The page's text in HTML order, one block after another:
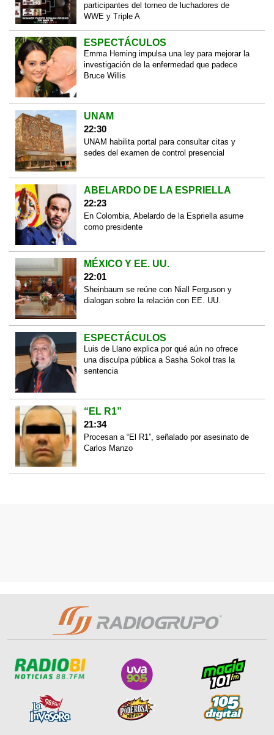
participantes del torneo de luchadores de
WWE y Triple A
ESPECTÁCULOS
Emma Heming impulsa una ley para mejorar la
investigación de la enfermedad que padece
Bruce Willis
UNAM
22:30
UNAM habilita portal para consultar citas y
sedes del examen de control presencial
ABELARDO DE LA ESPRIELLA
22:23
En Colombia, Abelardo de la Espriella asume
como presidente
MÉXICO Y EE. UU.
22:01
Sheinbaum se reúne con Niall Ferguson y
dialogan sobre la relación con EE. UU.
ESPECTÁCULOS
Luis de Llano explica por qué aún no ofrece
una disculpa pública a Sasha Sokol tras la
sentencia
“EL R1”
21:34
Procesan a “El R1”, señalado por asesinato de
Carlos Manzo